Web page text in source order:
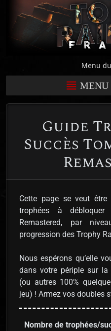
Menu
MENU
Guide
Succès
Cette page se veut
trophées à
Remastered, par
progression des Trophy
Nous espérons qu’elle
dans votre périple sur
(ou autres 100%
jeu) ! Armez vos doubles
Nombre de trophées/